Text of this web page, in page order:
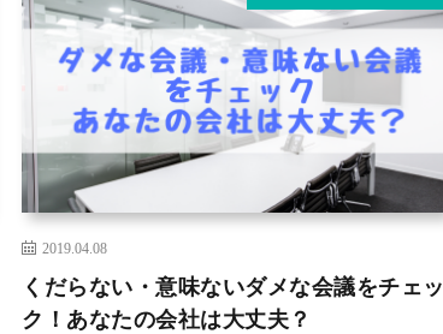
2019.04.08
くだらない・意味ないダメな会議をチェッ
ク！あなたの会社は大丈夫？